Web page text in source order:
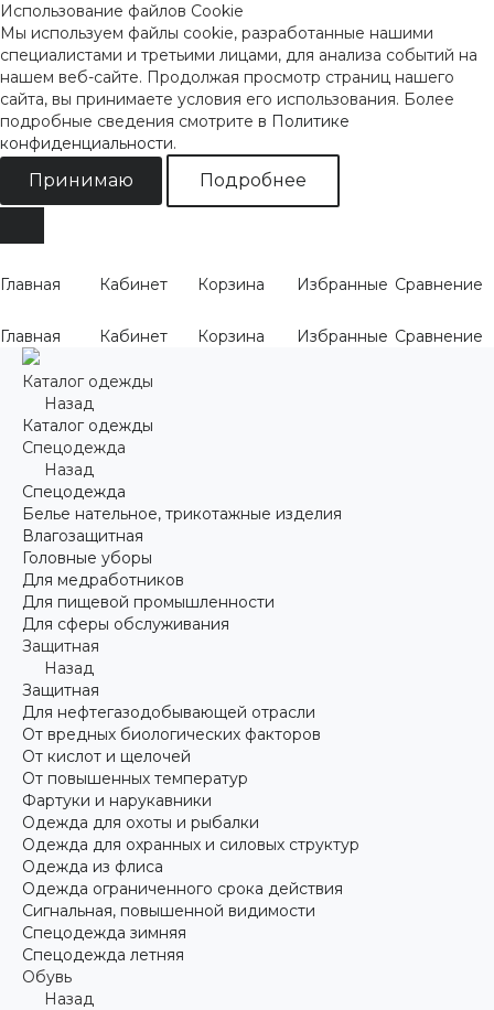
Использование файлов Cookie
Мы используем файлы cookie, разработанные нашими
специалистами и третьими лицами, для анализа событий на
нашем веб-сайте. Продолжая просмотр страниц нашего
сайта, вы принимаете условия его использования. Более
подробные сведения смотрите в Политике
конфиденциальности.
Принимаю Подробнее
Главная Кабинет Корзина Избранные Сравнение
Главная Кабинет Корзина Избранные Сравнение
Каталог одежды
Назад
Каталог одежды
Спецодежда
Назад
Спецодежда
Белье нательное, трикотажные изделия
Влагозащитная
Головные уборы
Для медработников
Для пищевой промышленности
Для сферы обслуживания
Защитная
Назад
Защитная
Для нефтегазодобывающей отрасли
От вредных биологических факторов
От кислот и щелочей
От повышенных температур
Фартуки и нарукавники
Одежда для охоты и рыбалки
Одежда для охранных и силовых структур
Одежда из флиса
Одежда ограниченного срока действия
Сигнальная, повышенной видимости
Спецодежда зимняя
Спецодежда летняя
Обувь
Назад